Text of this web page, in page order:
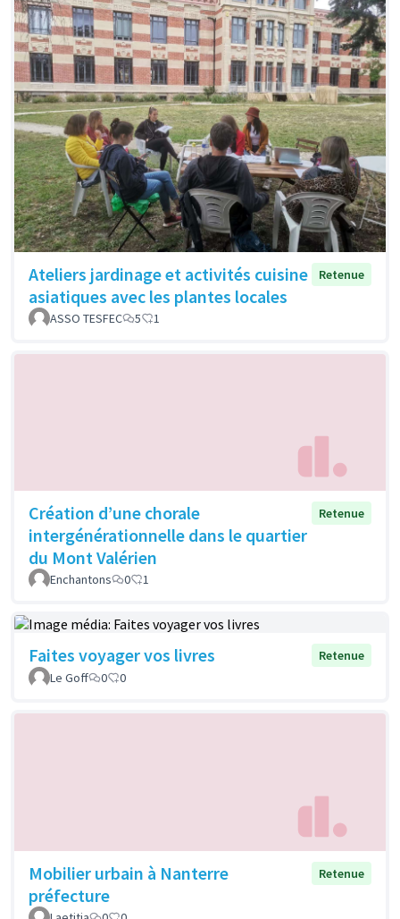
Ateliers jardinage et activités cuisine
asiatiques avec les plantes locales
Retenue
ASSO TESFEC 5 1
Création d’une chorale
intergénérationnelle dans le quartier
du Mont Valérien
Retenue
Enchantons 0 1
Faites voyager vos livres
Retenue
Le Goff
0 0
Mobilier urbain à Nanterre
préfecture
Retenue